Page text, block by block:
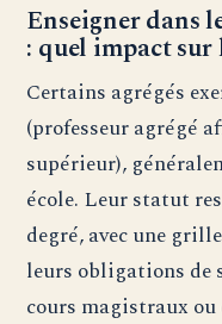
Enseigner dans
: quel impact sur
Certains agrégés
(professeur agrégé
supérieur),
école. Leur statut
degré, avec une
leurs obligations de
cours magistraux